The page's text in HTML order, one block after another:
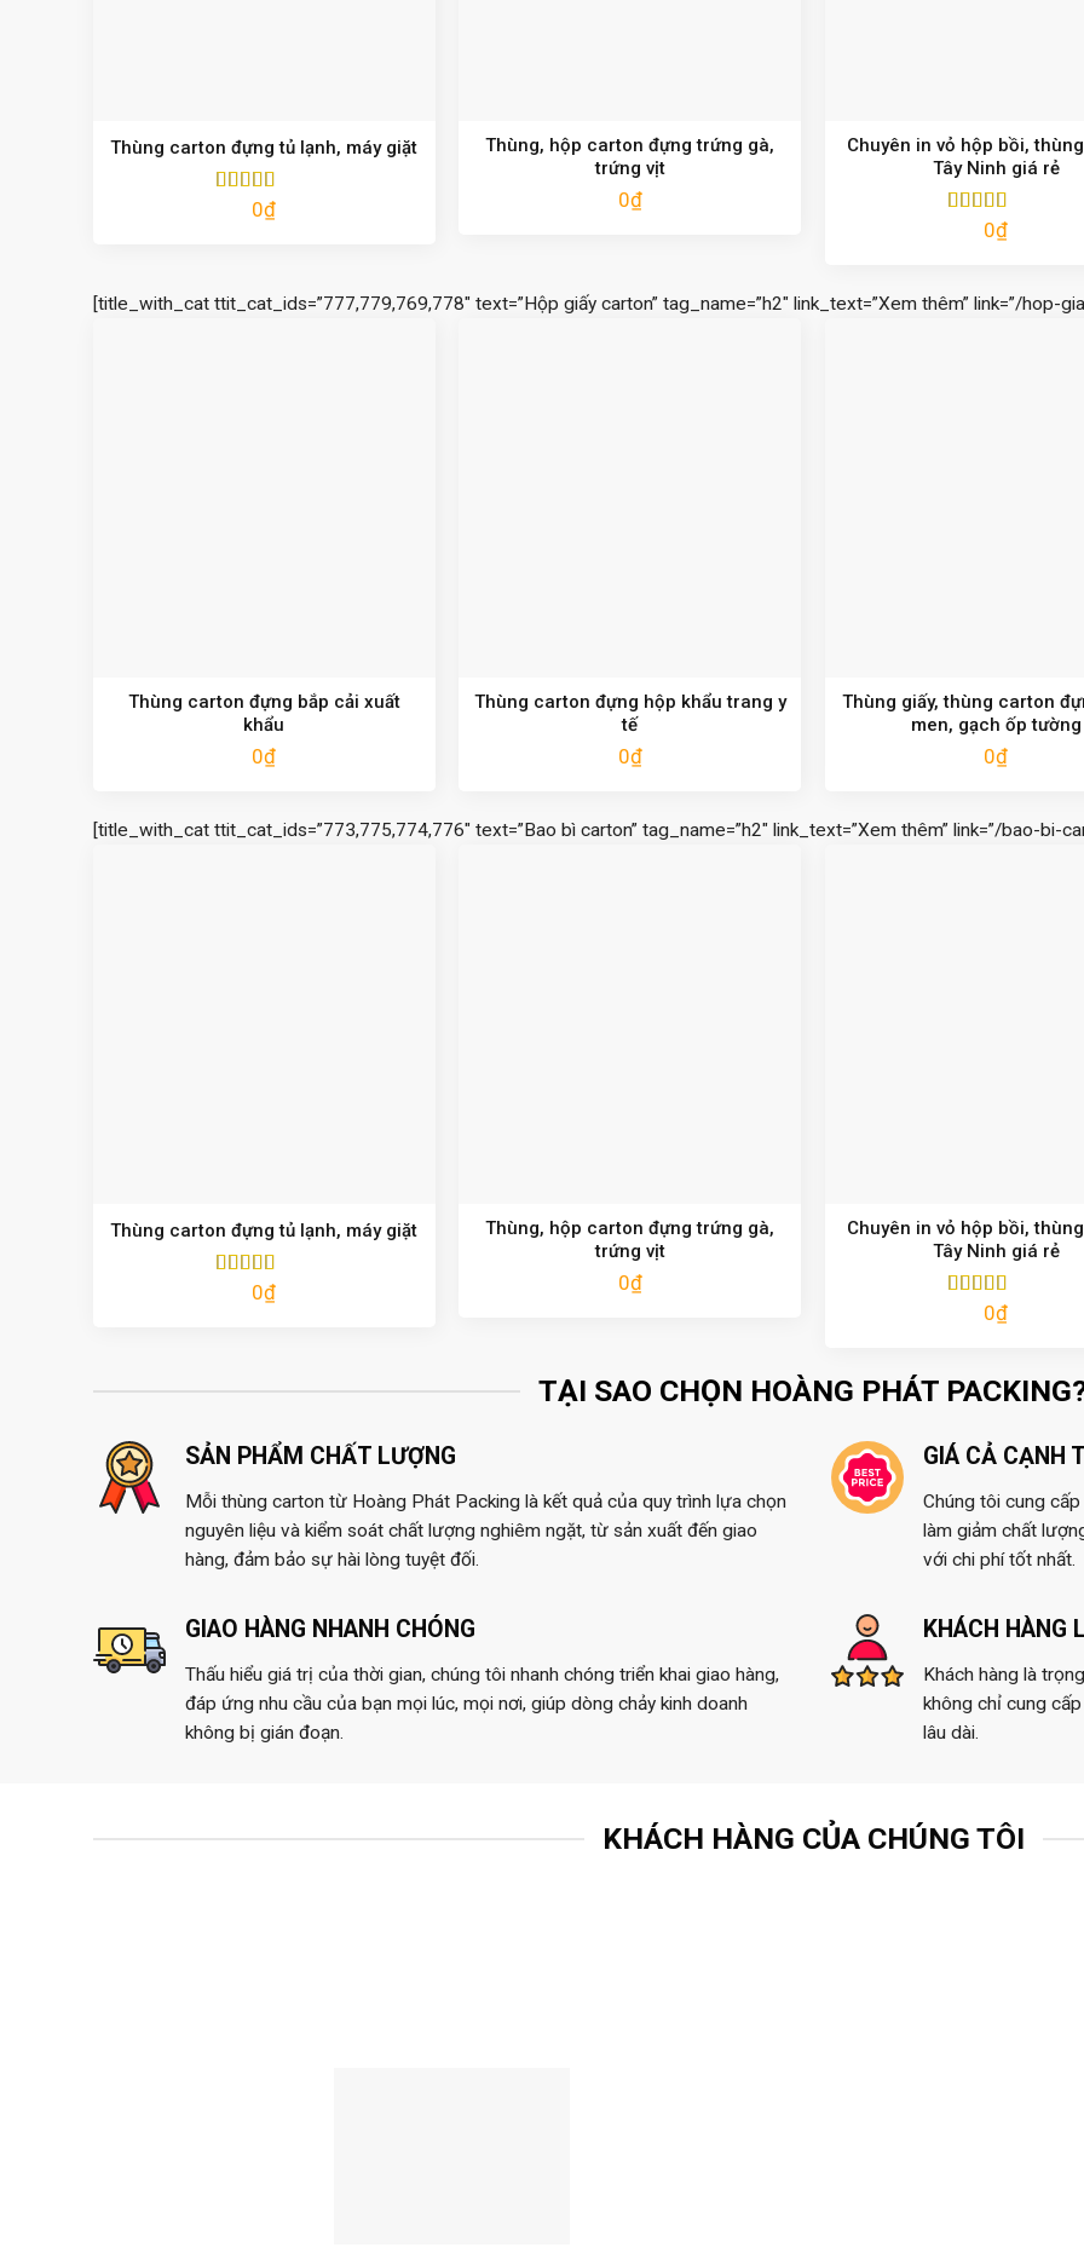
Thùng carton đựng tủ lạnh, máy giặt
Được xếp
0₫
Thùng, hộp carton đựng trứng gà,
trứng vịt
0₫
Chuyên in vỏ hộp bồi,
Tây Ninh giá rẻ
Được xếp
0₫
[title_with_cat ttit_cat_ids=”777,779,769,778″ text=”Hộp giấy carton” tag_name=”h2″ link_text=”Xem thêm” link=”/hop-
Thùng carton đựng bắp cải xuất
khẩu
0₫
Thùng carton đựng hộp khẩu trang y
tế
0₫
Thùng giấy, thùng carton
men, gạch ốp tường
0₫
[title_with_cat ttit_cat_ids=”773,775,774,776″ text=”Bao bì carton” tag_name=”h2″ link_text=”Xem thêm” link=”/bao-bi-
Thùng carton đựng tủ lạnh, máy giặt
Được xếp
0₫
Thùng, hộp carton đựng trứng gà,
trứng vịt
0₫
Chuyên in vỏ hộp bồi,
Tây Ninh giá rẻ
Được xếp
0₫
TẠI SAO CHỌN HOÀNG PHÁT
SẢN PHẨM CHẤT LƯỢNG
Mỗi thùng carton từ Hoàng Phát Packing là kết quả của quy trình lựa chọn
nguyên liệu và kiểm soát chất lượng nghiêm ngặt, từ sản xuất đến giao
hàng, đảm bảo sự hài lòng tuyệt đối.
GIÁ CẢ CẠNH
Chúng tôi cung
làm giảm chất
với chi phí tốt nhất.
GIAO HÀNG NHANH CHÓNG
Thấu hiểu giá trị của thời gian, chúng tôi nhanh chóng triển khai giao hàng,
đáp ứng nhu cầu của bạn mọi lúc, mọi nơi, giúp dòng chảy kinh doanh
không bị gián đoạn.
KHÁCH HÀNG
Khách hàng là
không chỉ cung
lâu dài.
KHÁCH HÀNG CỦA CHÚNG TÔI